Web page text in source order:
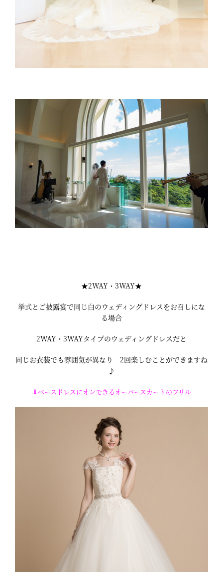
★2WAY・3WAY★
挙式とご披露宴で同じ白のウェディングドレスをお召しにな
る場合
2WAY・3WAYタイプのウェディングドレスだと
同じお衣装でも雰囲気が異なり 2回楽しむことができますね
♪
⇓ベースドレスにオンできるオーバースカートのフリル